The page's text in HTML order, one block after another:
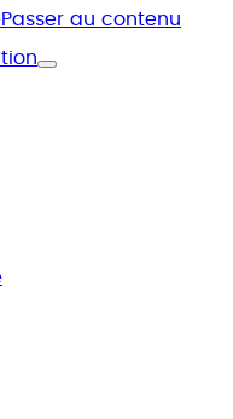
Passer au contenu